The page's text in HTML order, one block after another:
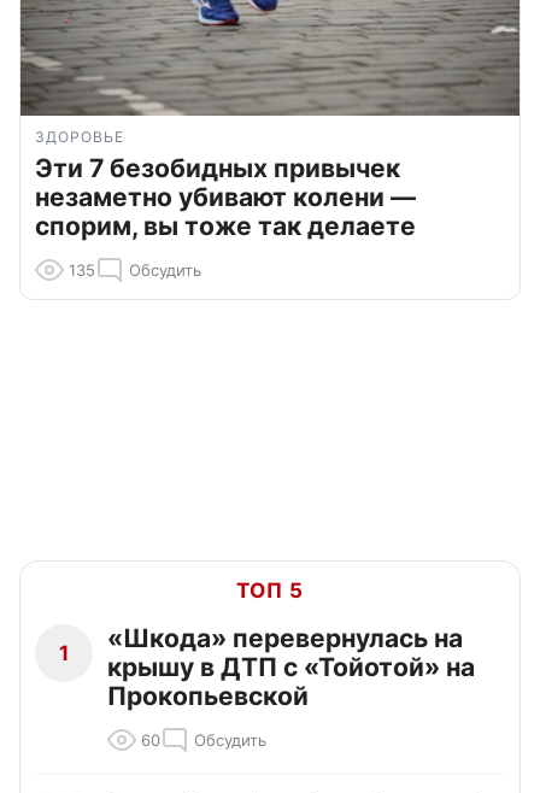
ЗДОРОВЬЕ
Эти 7 безобидных привычек
незаметно убивают колени —
спорим, вы тоже так делаете
135 Обсудить
ТОП 5
1
«Шкода» перевернулась на
крышу в ДТП с «Тойотой» на
Прокопьевской
60 Обсудить